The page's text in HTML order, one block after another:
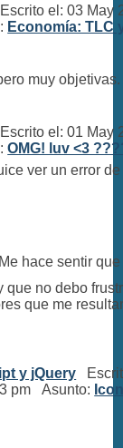
el: 03 May
Economía: TLC
muy
el: 01 May
OMG! luv <3
ver un error
hace sentir
que no debo
que me
y jQuery
pm Asunto: